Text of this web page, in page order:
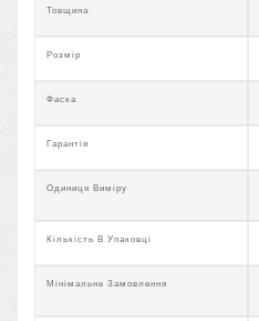
Товщина
Розмір
Фаска
Гарантія
Одиниця Виміру
Кількість В Упаковці
Мінімальне Замовлення